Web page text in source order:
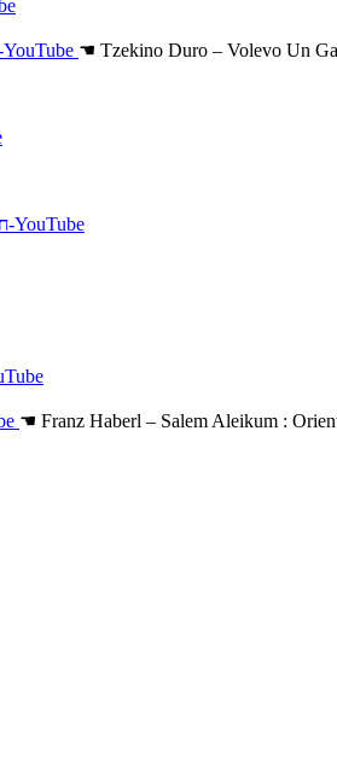
☚ Tzekino Duro – Volevo Un
☚ Franz Haberl – Salem Aleikum :